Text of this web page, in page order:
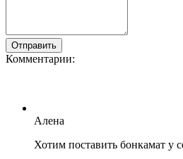
Комментарии:
Алена
Хотим поставить бонкамат у